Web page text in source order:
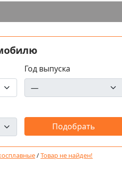
Год выпуска
/Товар не найден!